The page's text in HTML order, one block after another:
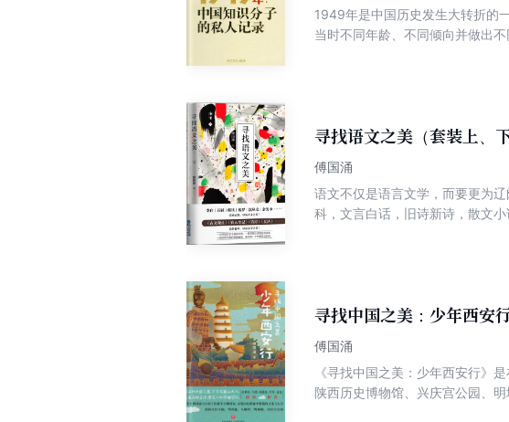
1949年是中国历史发生大转折的
当时不同年龄、不同倾向并做出
节、曲折的过程和未曾披露的真
体的体温的历史，让我们看到风
发的欢乐与哀愁、憧憬与彷徨以
入时间隧道，透视历史本来面貌
寻找语文之美（套装上、下
傅国涌
语文不仅是语言文学，而要更为
科，文言白话，旧诗新诗，散文
寻找中国之美：少年西安
傅国涌
《寻找中国之美：少年西安行》
陕西历史博物馆、兴庆宫公园、